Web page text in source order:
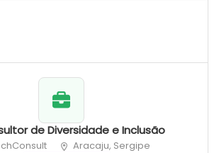
de Diversidade e Inclusão
Aracaju, Sergipe